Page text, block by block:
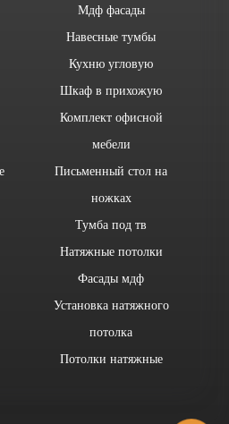
Мдф фасады
Навесные тумбы
Кухню угловую
Шкаф в прихожую
Комплект офисной
мебели
Письменный стол на
ножках
Тумба под тв
Натяжные потолки
Фасады мдф
Установка натяжного
потолка
Потолки натяжные